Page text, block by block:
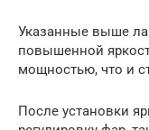
Указанные выше
повышенной
мощностью, что и
После установки